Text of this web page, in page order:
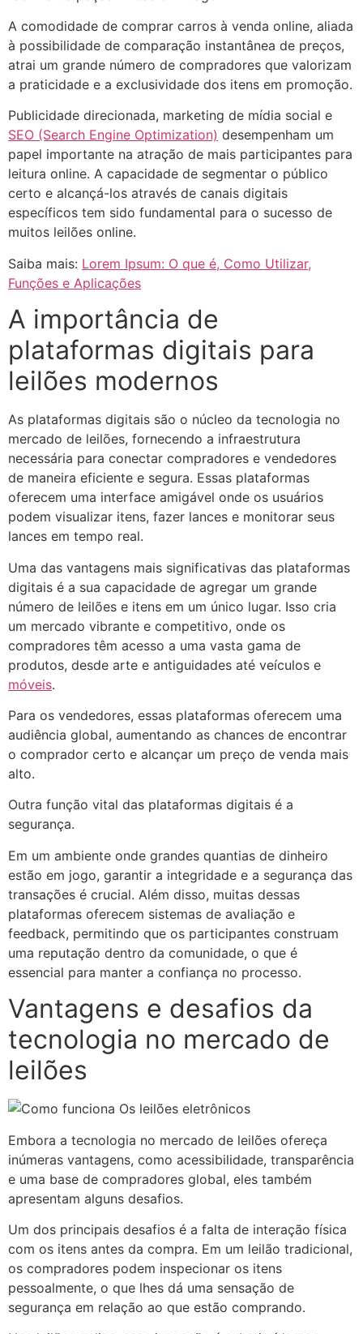
A comodidade de comprar carros à venda online, aliada
à possibilidade de comparação instantânea de preços,
atrai um grande número de compradores que valorizam
a praticidade e a exclusividade dos itens em promoção.
Publicidade direcionada, marketing de mídia social e
SEO (Search Engine Optimization) desempenham um
papel importante na atração de mais participantes para
leitura online. A capacidade de segmentar o público
certo e alcançá-los através de canais digitais
específicos tem sido fundamental para o sucesso de
muitos leilões online.
Saiba mais: Lorem Ipsum: O que é, Como Utilizar,
Funções e Aplicações
A importância de
plataformas digitais para
leilões modernos
As plataformas digitais são o núcleo da tecnologia no
mercado de leilões, fornecendo a infraestrutura
necessária para conectar compradores e vendedores
de maneira eficiente e segura. Essas plataformas
oferecem uma interface amigável onde os usuários
podem visualizar itens, fazer lances e monitorar seus
lances em tempo real.
Uma das vantagens mais significativas das plataformas
digitais é a sua capacidade de agregar um grande
número de leilões e itens em um único lugar. Isso cria
um mercado vibrante e competitivo, onde os
compradores têm acesso a uma vasta gama de
produtos, desde arte e antiguidades até veículos e
móveis.
Para os vendedores, essas plataformas oferecem uma
audiência global, aumentando as chances de encontrar
o comprador certo e alcançar um preço de venda mais
alto.
Outra função vital das plataformas digitais é a
segurança.
Em um ambiente onde grandes quantias de dinheiro
estão em jogo, garantir a integridade e a segurança das
transações é crucial. Além disso, muitas dessas
plataformas oferecem sistemas de avaliação e
feedback, permitindo que os participantes construam
uma reputação dentro da comunidade, o que é
essencial para manter a confiança no processo.
Vantagens e desafios da
tecnologia no mercado de
leilões
Embora a tecnologia no mercado de leilões ofereça
inúmeras vantagens, como acessibilidade, transparência
e uma base de compradores global, eles também
apresentam alguns desafios.
Um dos principais desafios é a falta de interação física
com os itens antes da compra. Em um leilão tradicional,
os compradores podem inspecionar os itens
pessoalmente, o que lhes dá uma sensação de
segurança em relação ao que estão comprando.